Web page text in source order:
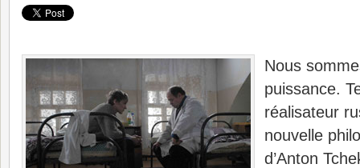
Nous
puissance.
réalisateur
nouvelle
d’Anton